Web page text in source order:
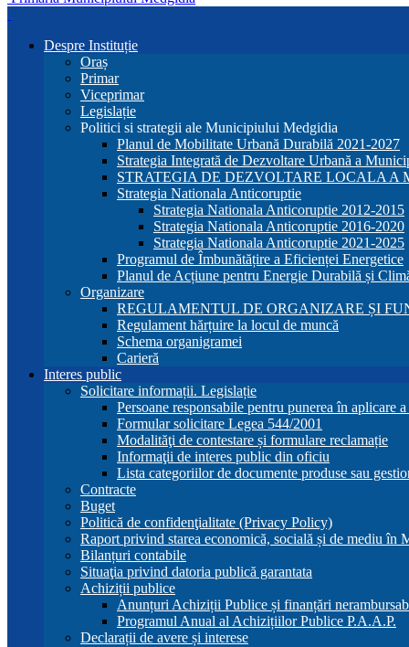
Despre Instituție
Oraș
Primar
Viceprimar
Legislație
Politici si strategii ale Municipiului Medgidia
Planul de Mobilitate Urbană Durabilă 2021-2027
Strategia Integrată de Dezvoltare Urbană a
STRATEGIA DE DEZVOLTARE LOCALA A
Strategia Nationala Anticoruptie
Strategia Nationala Anticoruptie 2012-2015
Strategia Nationala Anticoruptie 2016-2020
Strategia Nationala Anticoruptie 2021-2025
Programul de Îmbunătățire a Eficienței Energetice
Planul de Acțiune pentru Energie Durabilă și
Organizare
REGULAMENTUL DE ORGANIZARE ȘI
Regulament hărțuire la locul de muncă
Schema organigramei
Carieră
Interes public
Solicitare informații. Legislație
Persoane responsabile pentru punerea în aplicare
Formular solicitare Legea 544/2001
Modalităţi de contestare și formulare reclamație
Informaţii de interes public din oficiu
Lista categoriilor de documente produse sau
Contracte
Buget
Politică de confidenţialitate (Privacy Policy)
Raport privind starea economică, socială și de mediu în
Bilanțuri contabile
Situaţia privind datoria publică garantata
Achiziții publice
Anunțuri Achiziții Publice și finanțări
Programul Anual al Achizițiilor Publice P.A.A.P.
Declarații de avere și interese